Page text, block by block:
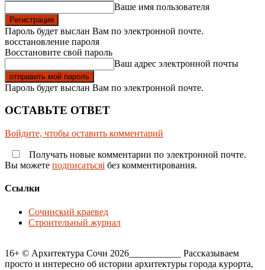
Ваше имя пользователя
Пароль будет выслан Вам по электронной почте.
восстановление пароля
Восстановите свой пароль
Ваш адрес электронной почты
Пароль будет выслан Вам по электронной почте.
ОСТАВЬТЕ ОТВЕТ
Войдите, чтобы оставить комментарий
Получать новые комментарии по электронной почте.
Вы можете подписатьсяi без комментирования.
Ссылки
Сочинский краевед
Строительный журнал
16+ © Архитектура Сочи 2026___________ Рассказываем
просто и интересно об истории архитектуры города курорта,